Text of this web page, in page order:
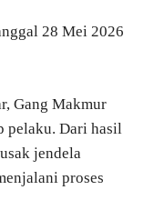
28 Mei 2026
Gang Makmur
pelaku. Dari hasil
jendela
proses